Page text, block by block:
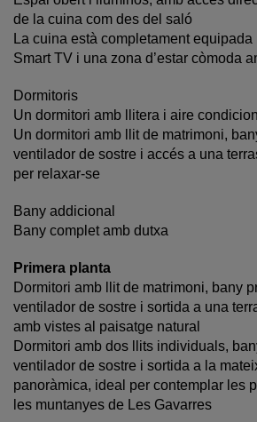
de la cuina com des del saló
La cuina està completament
Smart TV i una zona d’estar còmoda
Dormitoris
Un dormitori amb llitera i aire
Un dormitori amb llit de matrimoni,
ventilador de sostre i accés a una
per relaxar-se
Bany addicional
Bany complet amb dutxa
Primera planta
Dormitori amb llit de matrimoni, bany
ventilador de sostre i sortida a una
amb vistes al paisatge natural
Dormitori amb dos llits individuals,
ventilador de sostre i sortida a la
panoràmica, ideal per contemplar les
les muntanyes de Les Gavarres